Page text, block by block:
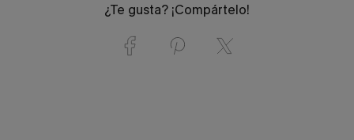
¿Te gusta? ¡Compártelo!